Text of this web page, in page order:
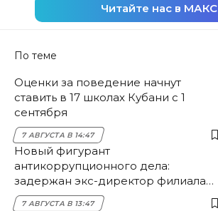
Читайте нас в МАКС
По теме
Оценки за поведение начнут
ставить в 17 школах Кубани с 1
сентября
7 АВГУСТА В 14:47
Новый фигурант
антикоррупционного дела:
задержан экс-директор филиала
НЭСК Крымска
7 АВГУСТА В 13:47